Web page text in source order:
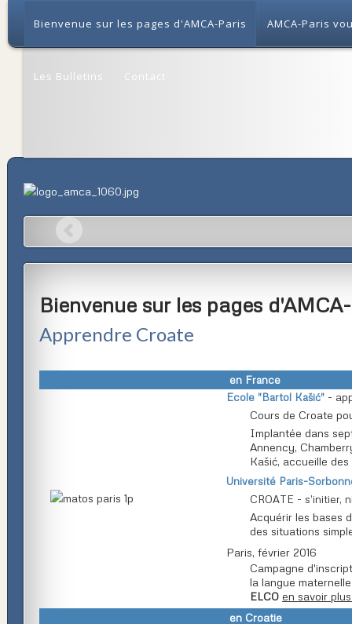
Bienvenue sur les pages d'AMCA-Paris AMCA-Paris
Les Bulletins Contact
Bienvenue sur les pages
Apprendre Croate
en France
Ecole "Bartol Kašić" -
Cours de Croate
Implantée dans
Annency,
Kašić, accueille
Université Paris-
CROATE - s’initier,
Acquérir les bases
des situations
Paris, février 2016
Campagne
la langue
ELCO en savoir
en Croatie